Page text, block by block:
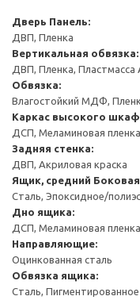
Дверь Панель:
ДВП, Пленка
Вертикальная обвязка:
ДВП, Пленка, Пластмасса
Обвязка:
Влагостойкий МДФ,
Каркас высокого
ДСП, Меламиновая
Задняя стенка:
ДВП, Акриловая краска
Ящик, средний
Сталь, Эпоксидное/
Дно ящика:
ДСП, Меламиновая
Направляющие:
Оцинкованная сталь
Обвязка ящика:
Сталь,